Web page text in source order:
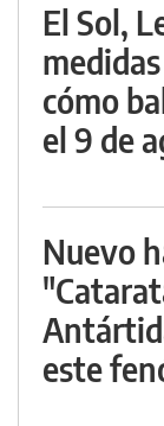
El Sol,
cómo
el 9 de
Nuevo
este